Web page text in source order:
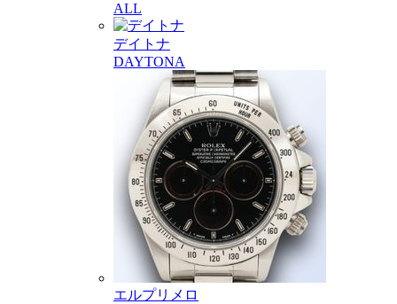
ALL
デイトナ
DAYTONA
エルプリメロ